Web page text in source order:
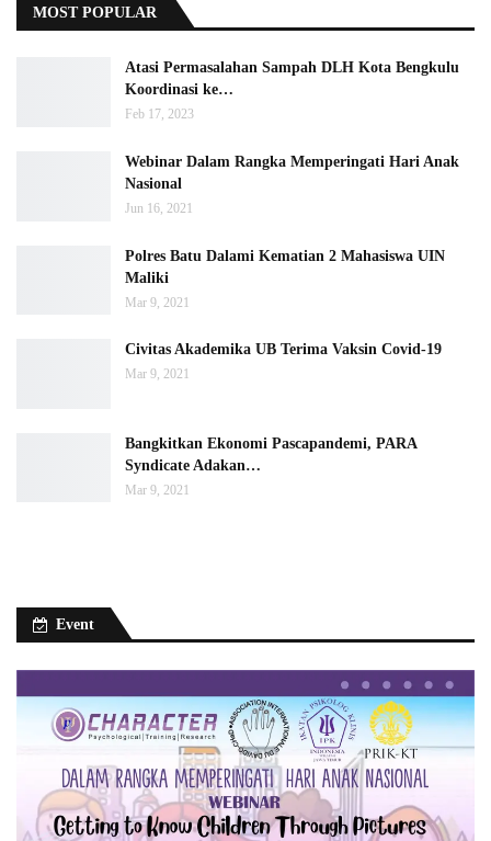
MOST POPULAR
Atasi Permasalahan Sampah DLH Kota Bengkulu
Koordinasi ke…
Feb 17, 2023
Webinar Dalam Rangka Memperingati Hari Anak
Nasional
Jun 16, 2021
Polres Batu Dalami Kematian 2 Mahasiswa UIN
Maliki
Mar 9, 2021
Civitas Akademika UB Terima Vaksin Covid-19
Mar 9, 2021
Bangkitkan Ekonomi Pascapandemi, PARA
Syndicate Adakan…
Mar 9, 2021
Event